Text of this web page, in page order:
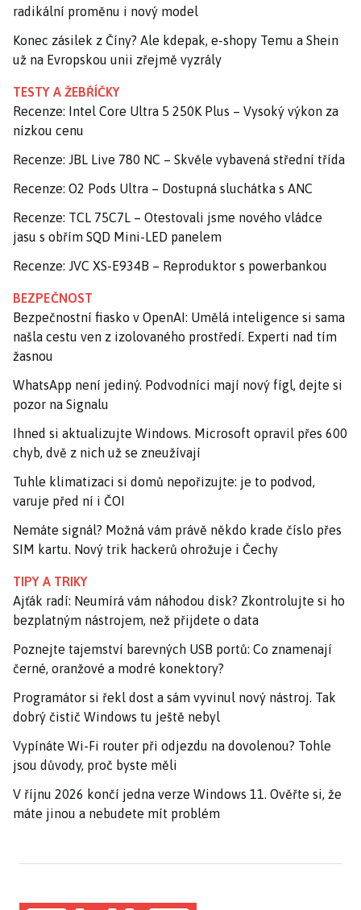
radikální proměnu i nový model
Konec zásilek z Číny? Ale kdepak, e-shopy Temu a Shein
už na Evropskou unii zřejmě vyzrály
TESTY A ŽEBŘÍČKY
Recenze: Intel Core Ultra 5 250K Plus – Vysoký výkon za
nízkou cenu
Recenze: JBL Live 780 NC – Skvěle vybavená střední třída
Recenze: O2 Pods Ultra – Dostupná sluchátka s ANC
Recenze: TCL 75C7L – Otestovali jsme nového vládce
jasu s obřím SQD Mini-LED panelem
Recenze: JVC XS-E934B – Reproduktor s powerbankou
BEZPEČNOST
Bezpečnostní fiasko v OpenAI: Umělá inteligence si sama
našla cestu ven z izolovaného prostředí. Experti nad tím
žasnou
WhatsApp není jediný. Podvodníci mají nový fígl, dejte si
pozor na Signalu
Ihned si aktualizujte Windows. Microsoft opravil přes 600
chyb, dvě z nich už se zneužívají
Tuhle klimatizaci si domů nepořizujte: je to podvod,
varuje před ní i ČOI
Nemáte signál? Možná vám právě někdo krade číslo přes
SIM kartu. Nový trik hackerů ohrožuje i Čechy
TIPY A TRIKY
Ajťák radí: Neumírá vám náhodou disk? Zkontrolujte si ho
bezplatným nástrojem, než přijdete o data
Poznejte tajemství barevných USB portů: Co znamenají
černé, oranžové a modré konektory?
Programátor si řekl dost a sám vyvinul nový nástroj. Tak
dobrý čistič Windows tu ještě nebyl
Vypínáte Wi-Fi router při odjezdu na dovolenou? Tohle
jsou důvody, proč byste měli
V říjnu 2026 končí jedna verze Windows 11. Ověřte si, že
máte jinou a nebudete mít problém